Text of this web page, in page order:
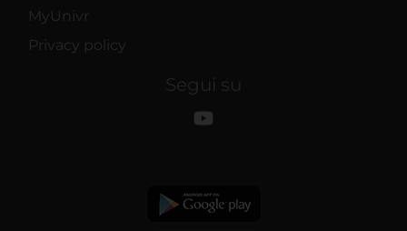
MyUnivr
Privacy policy
Segui su